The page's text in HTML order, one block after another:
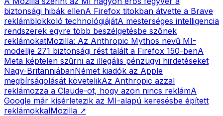
biztonsági hibák ellenA Firefox titokban átvette a Brave
reklámblokkoló technológiájátA mesterséges intelligencia
rendszerek egyre több beszélgetésbe szőnek
reklámokatMozilla: Az Anthropic Mythos nevű MI-
modellje 271 biztonsági rést talált a Firefox 150-benA
Meta képtelen szűrni az illegális pénzügyi hirdetéseket
Nagy-BritanniábanNémet kiadók az Apple
megbírságolását követelikAz Anthropic azzal
reklámozza a Claude-ot, hogy azon nincs reklámA
Google már kísérletezik az MI-alapú keresésbe épített
reklámokkalMozilla ↗